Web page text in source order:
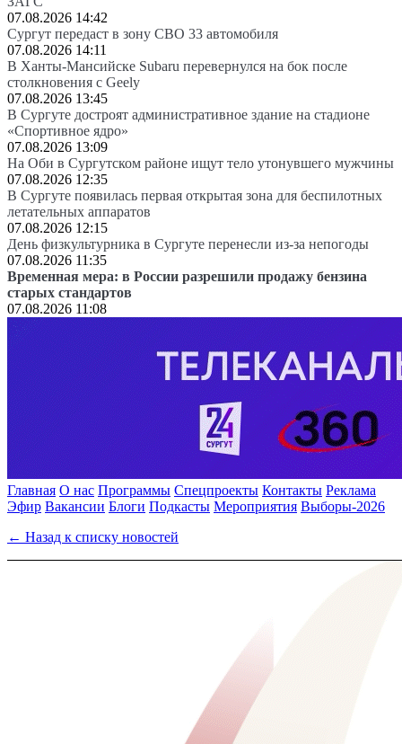
07.08.2026 14:42
Сургут передаст в зону СВО 33 автомобиля
07.08.2026 14:11
В Ханты-Мансийске Subaru перевернулся на бок после
столкновения с Geely
07.08.2026 13:45
В Сургуте достроят административное здание на стадионе
«Спортивное ядро»
07.08.2026 13:09
На Оби в Сургутском районе ищут тело утонувшего мужчины
07.08.2026 12:35
В Сургуте появилась первая открытая зона для беспилотных
летательных аппаратов
07.08.2026 12:15
День физкультурника в Сургуте перенесли из-за непогоды
07.08.2026 11:35
Временная мера: в России разрешили продажу бензина
старых стандартов
07.08.2026 11:08
Главная О нас Программы Спецпроекты Контакты Реклама
Эфир Вакансии Блоги Подкасты Мероприятия Выборы-2026
← Назад к списку новостей